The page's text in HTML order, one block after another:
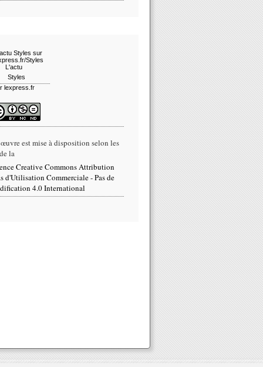
L'actu
Styles
lexpress.fr
est mise à disposition selon les
la
Creative Commons Attribution
d'Utilisation Commerciale - Pas de
4.0 International